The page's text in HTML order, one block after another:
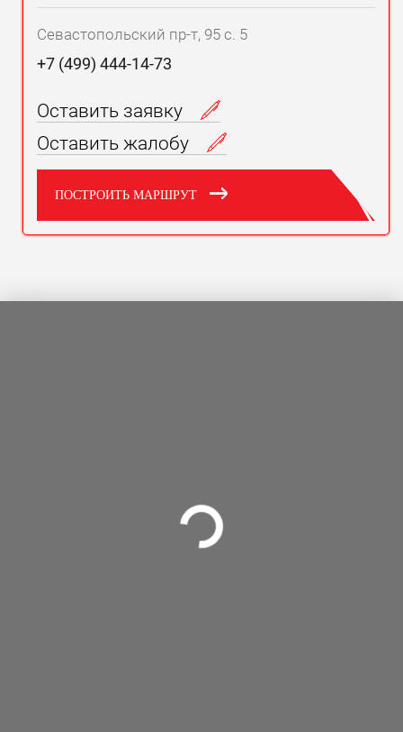
Севастопольский пр-т, 95 с. 5
+7 (499) 444-14-73
Оставить заявку
Оставить жалобу
ПОСТРОИТЬ МАРШРУТ